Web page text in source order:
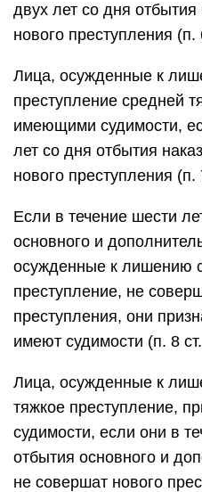
двух лет со дня
нового преступления (п.
Лица, осужденные к
преступление средней
имеющими судимости,
лет со дня отбытия
нового преступления (п.
Если в течение шести
основного и
осужденные к лишению
преступление, не
преступления, они
имеют судимости (п. 8
Лица, осужденные к
тяжкое преступление,
судимости, если они в
отбытия основного и
не совершат нового